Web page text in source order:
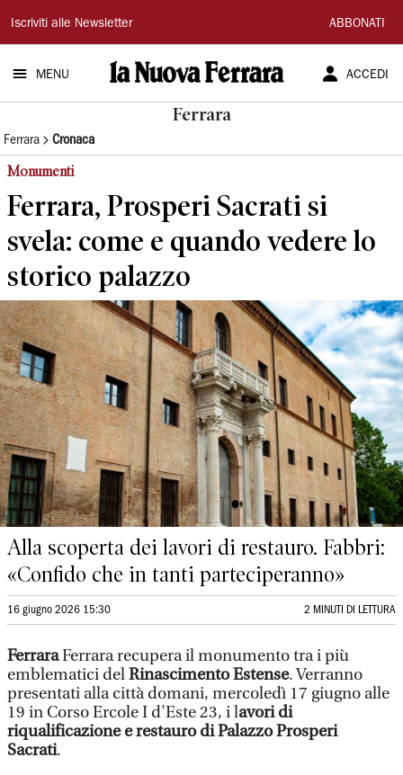
La
Nuova
Ferrara
Iscriviti alle Newsletter ABBONATI
MENU ACCEDI
Ferrara
Ferrara Cronaca
Monumenti
Ferrara, Prosperi Sacrati si
svela: come e quando vedere lo
storico palazzo
Alla scoperta dei lavori di restauro. Fabbri:
«Confido che in tanti parteciperanno»
16 giugno 2026 15:30 2 MINUTI DI LETTURA
FerraraFerrara recupera il monumento tra i più
emblematici delRinascimento Estense. Verranno
presentati alla città domani, mercoledì 17 giugno alle
19 in Corso Ercole I d'Este 23, i lavori di
riqualificazione e restauro di Palazzo Prosperi
Sacrati.